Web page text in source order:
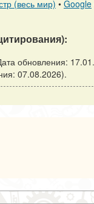
(весь мир) • Google
обновления:
07.08.2026).